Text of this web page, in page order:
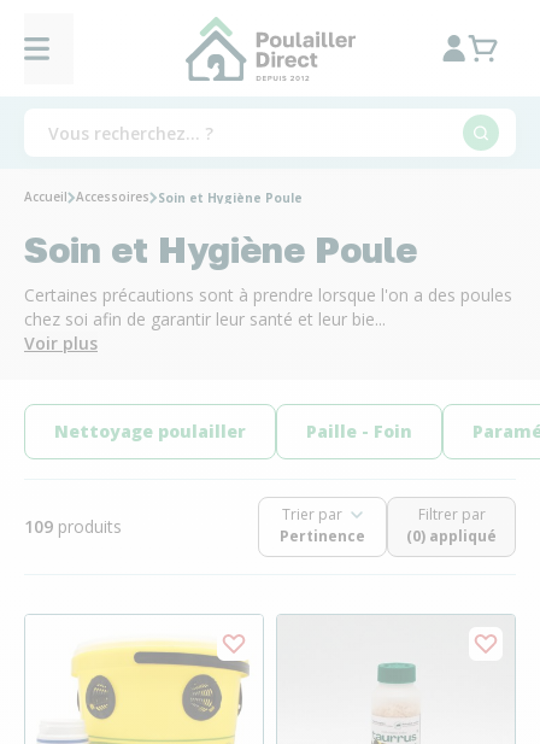
Accueil Accessoires Soin et Hygiène Poule
Soin et Hygiène Poule
Certaines précautions sont à prendre lorsque l'on a des poules
chez soi afin de garantir leur santé et leur bie...
Voir plus
Nettoyage poulailler Paille - Foin
109 produits
Trier par
Filtrer par
(0) appliqué